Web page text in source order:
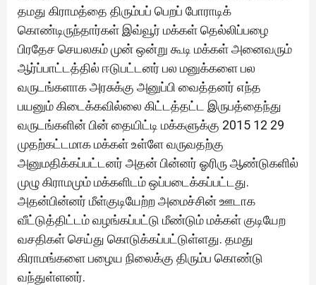
தமது கிராமத்தை திரும்பப் பெறப் போராடிக்
கொண்டிருந்தார்கள் இவ்வூர் மக்கள் தெல்லிப்பழை
பிரதேச செயலகம் முன் ஒன்று கூடி மக்கள் அனைவரும்
ஆர்ப்பாட்டத்தில் ஈடுபட்டனர் பல மனுக்களை பல
வருடங்களாக அரசுக்கு அனுப்பி வைத்தனர் எந்த
பயனும் கிடைக்கவில்லை கிட்டத்தட்ட இருபத்தைந்து
வருடங்களின் பின் தையிட்டி மக்களுக்கு 2015 12 29
முதற்கட்டமாக மக்கள் உள்ளே வருவதற்கு
அனுமதிக்கப்பட்டனர் அதன் பின்னர் ஓரிரு ஆண்டுகளில்
முழு கிராமமும் மக்களிடம் ஒப்படைக்கப்பட்டது.
அதன்பின்னர் மீள்குடியேற்ற அமைச்சின் ஊடாக
வீட்டுத்திட்டம் வழங்கப்பட்டு மீண்டும் மக்கள் குடியேற
வசதிகள் செய்து கொடுக்கப்பட்டுள்ளது. தமது
கிராமங்களை பழைய நிலைக்கு திரும்ப கொண்டு
வந்துள்ளனர்.